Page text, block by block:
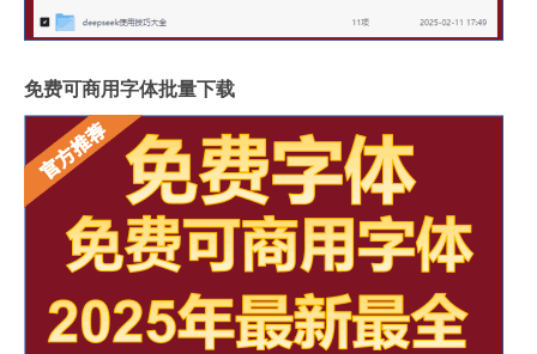
免费可商用字体批量下载